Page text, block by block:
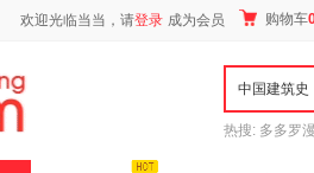
欢迎光临当当，请登录 成为会员 购物车
热搜: 多多罗